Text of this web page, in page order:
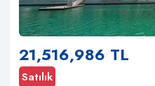
21,516,986 TL
Satılık